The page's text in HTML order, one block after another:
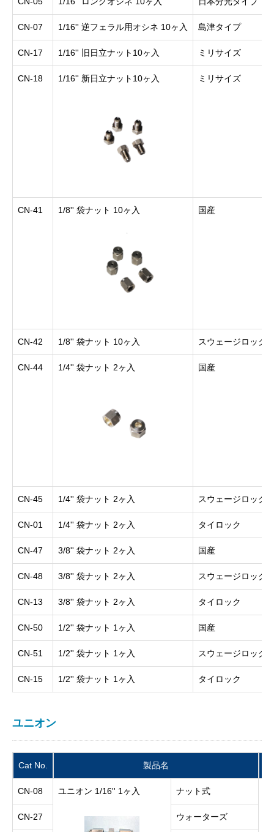
CN-07 1/16'' 逆フェラル用オシネ 10ヶ入 島津タイプ
CN-17 1/16'' 旧日立ナット10ヶ入 ミリサイズ
CN-18 1/16'' 新日立ナット10ヶ入 ミリサイズ
CN-41 1/8'' 袋ナット 10ヶ入 国産
CN-42 1/8'' 袋ナット 10ヶ入 スウェージロック
CN-44 1/4'' 袋ナット 2ヶ入 国産
CN-45 1/4'' 袋ナット 2ヶ入 スウェージロック
CN-01 1/4'' 袋ナット 2ヶ入 タイロック
CN-47 3/8'' 袋ナット 2ヶ入 国産
CN-48 3/8'' 袋ナット 2ヶ入 スウェージロック
CN-13 3/8'' 袋ナット 2ヶ入 タイロック
CN-50 1/2'' 袋ナット 1ヶ入 国産
CN-51 1/2'' 袋ナット 1ヶ入 スウェージロック
CN-15 1/2'' 袋ナット 1ヶ入 タイロック
ユニオン
Cat No. 製品名
CN-08 ユニオン 1/16'' 1ヶ入 ナット式
CN-27 ウォーターズ